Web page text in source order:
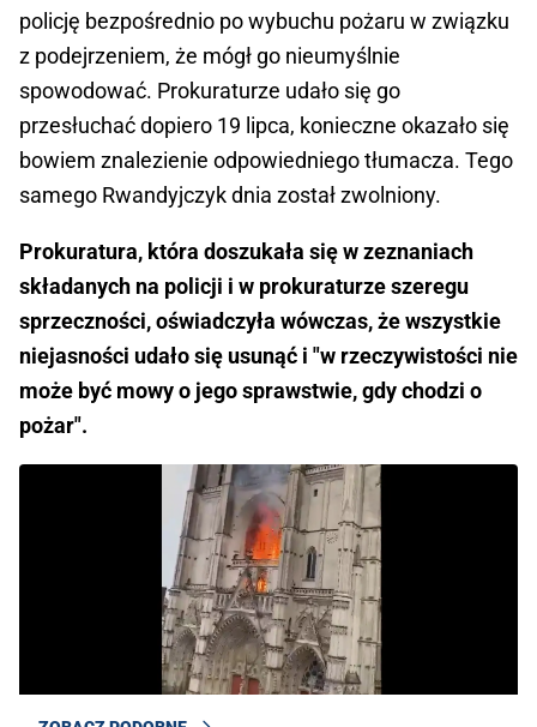
policję bezpośrednio po wybuchu pożaru w związku
z podejrzeniem, że mógł go nieumyślnie
spowodować. Prokuraturze udało się go
przesłuchać dopiero 19 lipca, konieczne okazało się
bowiem znalezienie odpowiedniego tłumacza. Tego
samego Rwandyjczyk dnia został zwolniony.
Prokuratura, która doszukała się w zeznaniach
składanych na policji i w prokuraturze szeregu
sprzeczności, oświadczyła wówczas, że wszystkie
niejasności udało się usunąć i "w rzeczywistości nie
może być mowy o jego sprawstwie, gdy chodzi o
pożar".